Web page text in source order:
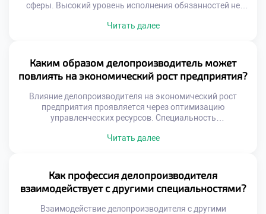
сферы. Высокий уровень исполнения обязанностей не
осознанных усилий, регулярной практики и постоянного
Профессиональное мастерство строится на сочетании
жестких навыков и личной дисциплины. Техническая
грамотность без ответственного отношения к […]
Читать далее
Каким образом делопроизводитель может
повлиять на экономический рост предприятия?
Влияние делопроизводителя на экономический рост
предприятия проявляется через оптимизацию
управленческих ресурсов. Специальность
связь между порядком в документах и прибылью.
абитуриенты стремятся быстро поступить учиться в
техникум для освоения этой перспективной профессии.
Учебная программа раскрывает экономическую суть
административной работы будущего специалиста.
Читать далее
Как профессия делопроизводителя
взаимодействует с другими специальностями?
Взаимодействие делопроизводителя с другими